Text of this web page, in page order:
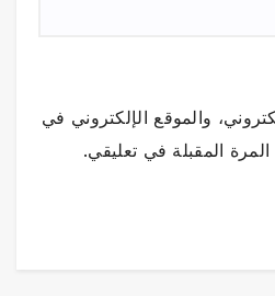
والموقع الإلكتروني في
المقبلة في تعليقي.